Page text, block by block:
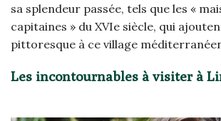
sa splendeur passée, tels que les «
capitaines » du XVIe siècle, qui
pittoresque à ce village
Les incontournables à visiter à